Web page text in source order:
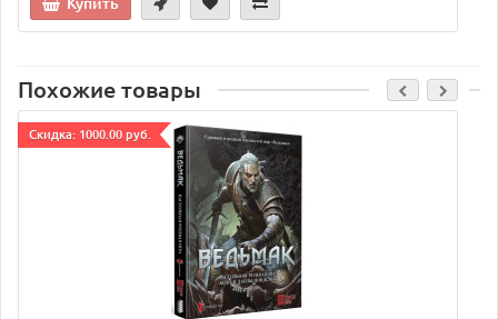
Похожие товары
Cкидка: 1000.00 руб.